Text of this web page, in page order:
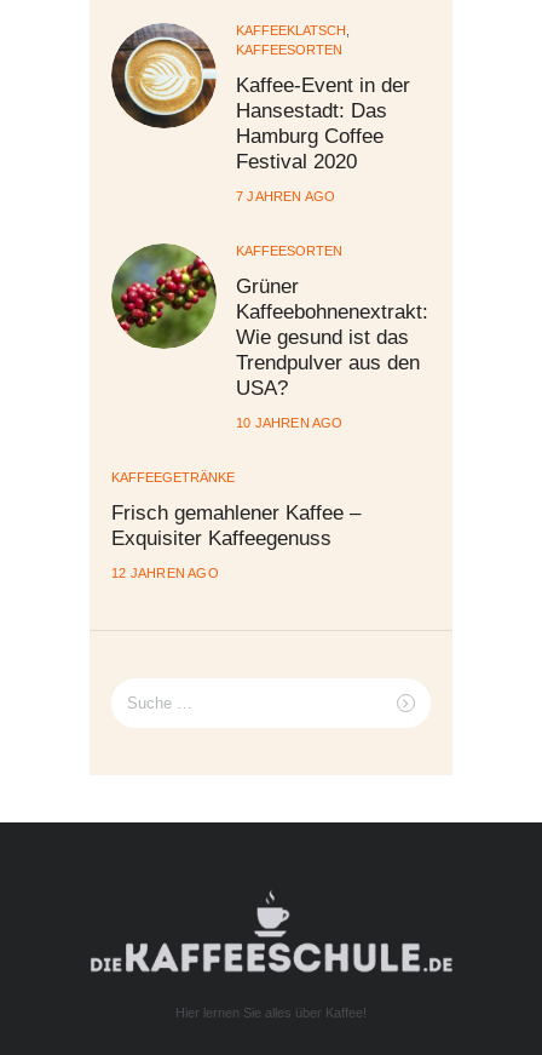
KAFFEEKLATSCH
KAFFEESORTEN
Kaffee-Event in der
Hansestadt: Das
Hamburg Coffee
Festival 2020
7 JAHREN AGO
KAFFEESORTEN
Grüner
Kaffeebohnenextrakt:
Wie gesund ist das
Trendpulver aus den
USA?
10 JAHREN AGO
KAFFEEGETRÄNKE
Frisch gemahlener Kaffee –
Exquisiter Kaffeegenuss
12 JAHREN AGO
Suche
nach:
Hier lernen Sie alles über Kaffee!